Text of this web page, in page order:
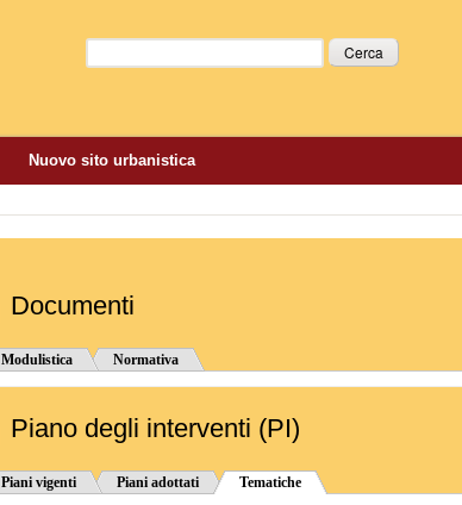
Nuovo sito urbanistica
Documenti
Modulistica Normativa
Piano degli interventi (PI)
Piani vigenti Piani adottati Tematiche